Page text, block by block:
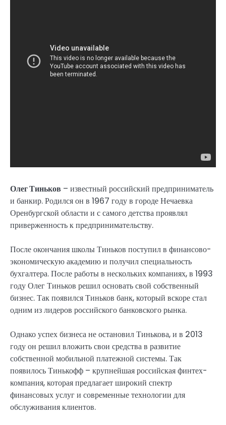
Олег Тиньков – известный российский предприниматель
и банкир. Родился он в 1967 году в городе Нечаевка
Оренбургской области и с самого детства проявлял
приверженность к предпринимательству.
После окончания школы Тиньков поступил в финансово-
экономическую академию и получил специальность
бухгалтера. После работы в нескольких компаниях, в 1993
году Олег Тиньков решил основать свой собственный
бизнес. Так появился Тиньков банк, который вскоре стал
одним из лидеров российского банковского рынка.
Однако успех бизнеса не остановил Тинькова, и в 2013
году он решил вложить свои средства в развитие
собственной мобильной платежной системы. Так
появилось Тинькофф – крупнейшая российская финтех-
компания, которая предлагает широкий спектр
финансовых услуг и современные технологии для
обслуживания клиентов.